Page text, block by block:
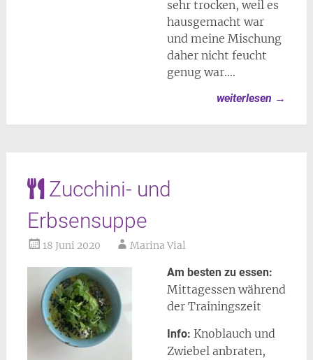
sehr trocken, weil es
hausgemacht war
und meine Mischung
daher nicht feucht
genug war….
weiterlesen →
Zucchini- und
Erbsensuppe
18 Juni 2020 Marina Vial
Am besten zu essen:
Mittagessen während
der Trainingszeit
Info: Knoblauch und
Zwiebel anbraten,